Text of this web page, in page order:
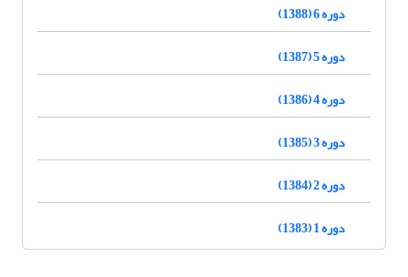
دوره 6 (1388)
دوره 5 (1387)
دوره 4 (1386)
دوره 3 (1385)
دوره 2 (1384)
دوره 1 (1383)